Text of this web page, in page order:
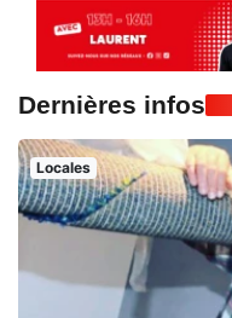
Dernières infos
Locales